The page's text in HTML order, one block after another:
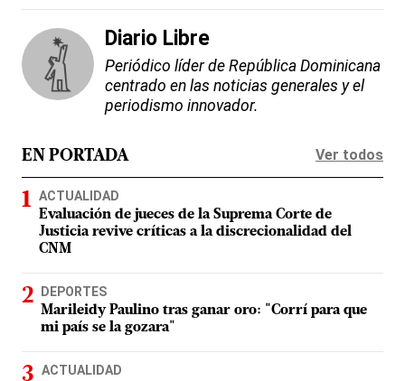
Diario Libre
Periódico líder de República Dominicana
centrado en las noticias generales y el
periodismo innovador.
EN PORTADA Ver todos
ACTUALIDAD
Evaluación de jueces de la Suprema Corte de
Justicia revive críticas a la discrecionalidad del
CNM
DEPORTES
Marileidy Paulino tras ganar oro: "Corrí para que
mi país se la gozara"
ACTUALIDAD